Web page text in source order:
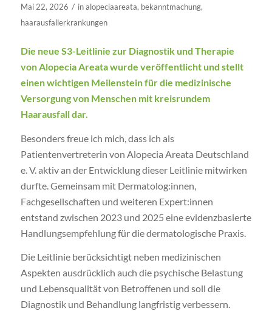
Mai 22, 2026 / inalopeciaareata, bekanntmachung,
haarausfallerkrankungen
Die neue S3-Leitlinie zur Diagnostik und Therapie
von Alopecia Areata wurde veröffentlicht und stellt
einen wichtigen Meilenstein für die medizinische
Versorgung von Menschen mit kreisrundem
Haarausfall dar.
Besonders freue ich mich, dass ich als
Patientenvertreterin von Alopecia Areata Deutschland
e. V. aktiv an der Entwicklung dieser Leitlinie mitwirken
durfte. Gemeinsam mit Dermatolog:innen,
Fachgesellschaften und weiteren Expert:innen
entstand zwischen 2023 und 2025 eine evidenzbasierte
Handlungsempfehlung für die dermatologische Praxis.
Die Leitlinie berücksichtigt neben medizinischen
Aspekten ausdrücklich auch die psychische Belastung
und Lebensqualität von Betroffenen und soll die
Diagnostik und Behandlung langfristig verbessern.